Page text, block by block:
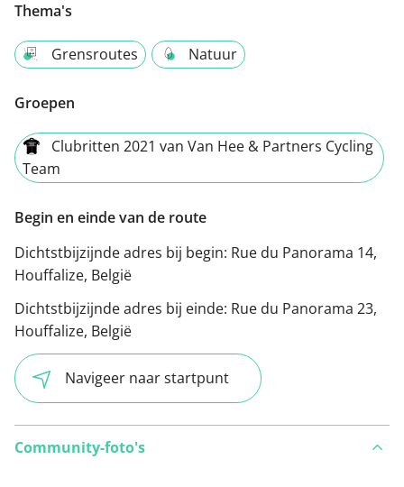
Thema's
Grensroutes Natuur
Groepen
Clubritten 2021 van Van Hee & Partners Cycling
Team
Begin en einde van de route
Dichtstbijzijnde adres bij begin: Rue du Panorama 14,
Houffalize, België
Dichtstbijzijnde adres bij einde: Rue du Panorama 23,
Houffalize, België
Navigeer naar startpunt
Community-foto's